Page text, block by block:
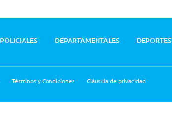
POLICIALES DEPARTAMENTALES DEPORTES
Términos y Condiciones Cláusula de privacidad